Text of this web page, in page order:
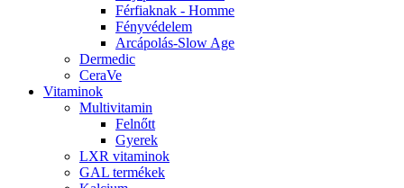
Férfiaknak - Homme
Fényvédelem
Arcápolás-Slow Age
Dermedic
CeraVe
Vitaminok
Multivitamin
Felnőtt
Gyerek
LXR vitaminok
GAL termékek